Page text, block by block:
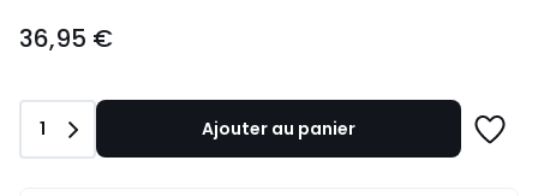
€.
36,95 €
Quantité
1 Ajouter au panier